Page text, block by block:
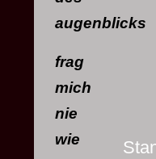
augenblicks
frag
mich
nie
wie